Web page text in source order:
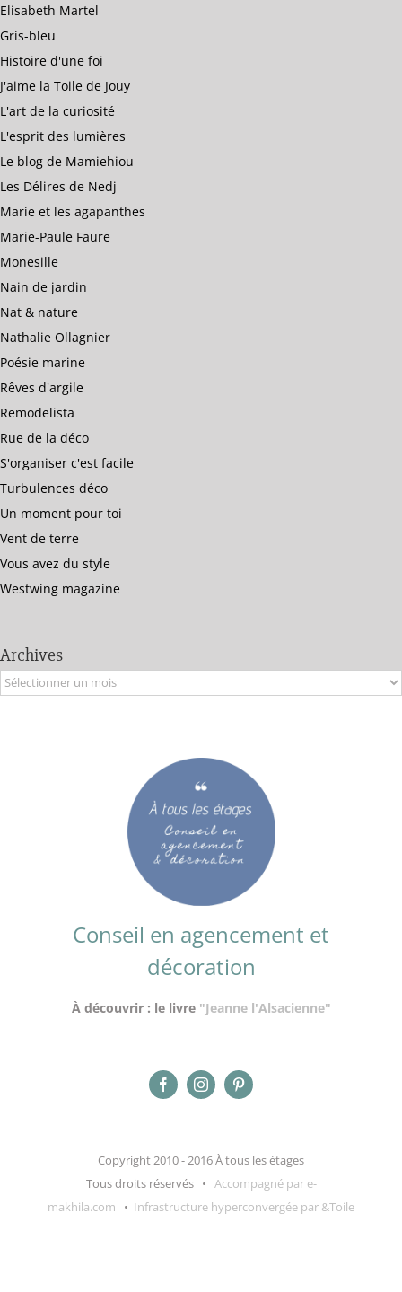
Elisabeth Martel
Gris-bleu
Histoire d'une foi
J'aime la Toile de Jouy
L'art de la curiosité
L'esprit des lumières
Le blog de Mamiehiou
Les Délires de Nedj
Marie et les agapanthes
Marie-Paule Faure
Monesille
Nain de jardin
Nat & nature
Nathalie Ollagnier
Poésie marine
Rêves d'argile
Remodelista
Rue de la déco
S'organiser c'est facile
Turbulences déco
Un moment pour toi
Vent de terre
Vous avez du style
Westwing magazine
Archives
Archives
Conseil en agencement et
décoration
À découvrir : le livre "Jeanne l'Alsacienne"
Copyright 2010 - 2016 À tous les étages
Tous droits réservés • Accompagné par e-
makhila.com • Infrastructure hyperconvergée par &Toile